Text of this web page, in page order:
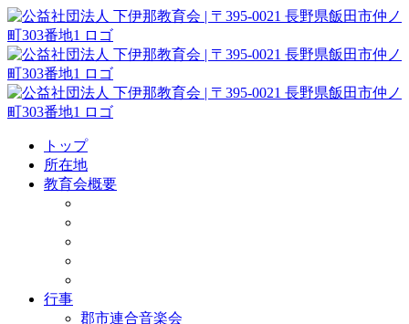
Skip
to
content
トップ
所在地
教育会概要
行事
郡市連合音楽会